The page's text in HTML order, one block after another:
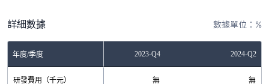
詳細數據 數據單位：%
年度/季度 2023-Q4 2024-Q2
研發費用（千元） 無 無